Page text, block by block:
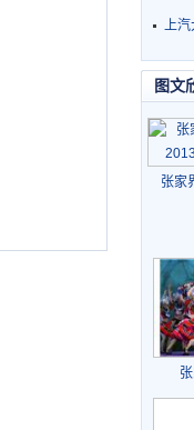
上汽
图文
张家